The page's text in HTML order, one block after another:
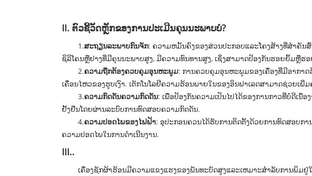
II. ຕົວຊີ້ວັດຫຼັກຂອງການປະເມີນຄຸນນະພາບບໍ?
1.ສະຖຽນລະພາບກົນຈັກ: ຄວາມຫມັ້ນຄົງຂອງສ່ວນປະກອບແລະໂຄງສ້າງທີ່ສໍາຄັນ
ຊິລິໂຄນຫຼືຢາງທີ່ມີຄຸນນະພາບສູງ, ມີຄວາມທົນທານສູງ, ເຊິ່ງສາມາດປ້ອງກັນຮອຍຍິ້ມຫຼືຮ
2.ຄວາມຖືກຕ້ອງຄວບຄຸມອຸນຫະພູມ: ການຄວບຄຸມອຸນຫະພູມຂອງເຄື່ອງທີ່ມີອາກາ
ເຄື່ອນໄຫວຂອງຮູບເງົາ. ເຕັກໂນໂລຢີຄວາມຮ້ອນພາຍໃນຂອງອິນຟາເລດສາມາດຊ່ວຍ
3.ຄວາມກົດດັນຄວາມກົດດັນ: ເພື່ອປ້ອງກັນຄວາມເປັນໄປໄດ້ຂອງການກາວທີ່ບໍ່ດີເ
ຢັ້ງຢືນໂດຍຜ່ານລະບົບການທົດສອບຄວາມກົດດັນ.
4.ຄວາມປອດໄພຂອງໄຟຟ້າ: ອຸປະກອນຄວນໄດ້ຮັບການຕິດຕັ້ງດ້ວຍການທົດສອບກ
ຄວາມປອດໄພໃນການດໍາເນີນງານ.
III..
ເຄື່ອງຊັກຜ້າຮ້ອນມີຄວາມແຂງແຮງຂອງພັນທະບັດສູງແລະເຫມາະສໍາລັບການພິມຢູ່